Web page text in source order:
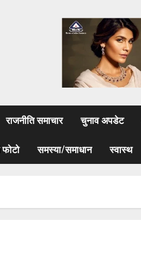
राजनीति समाचार चुनाव अपडेट
समस्या/समाधान स्वास्थ